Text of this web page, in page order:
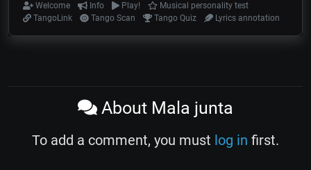
Welcome Info Play!
Musical personality test
TangoLink
Tango Scan Tango Quiz Lyrics annotation
About Mala junta
To add a comment, you must log in first.